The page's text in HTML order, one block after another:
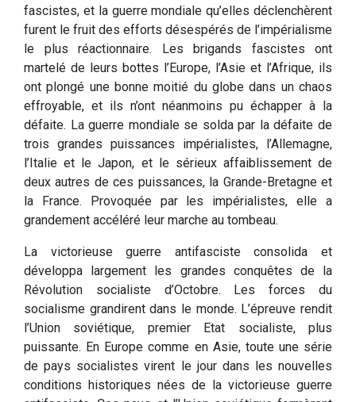
fascistes, et la guerre mondiale qu’elles déclenchèrent
furent le fruit des efforts désespérés de l’impérialisme
le plus réactionnaire. Les brigands fascistes ont
martelé de leurs bottes l’Europe, l’Asie et l’Afrique, ils
ont plongé une bonne moitié du globe dans un chaos
effroyable, et ils n’ont néanmoins pu échapper à la
défaite. La guerre mondiale se solda par la défaite de
trois grandes puissances impérialistes, l’Allemagne,
l’Italie et le Japon, et le sérieux affaiblissement de
deux autres de ces puissances, la Grande-Bretagne et
la France. Provoquée par les impérialistes, elle a
grandement accéléré leur marche au tombeau.
La victorieuse guerre antifasciste consolida et
développa largement les grandes conquêtes de la
Révolution socialiste d’Octobre. Les forces du
socialisme grandirent dans le monde. L’épreuve rendit
l’Union soviétique, premier Etat socialiste, plus
puissante. En Europe comme en Asie, toute une série
de pays socialistes virent le jour dans les nouvelles
conditions historiques nées de la victorieuse guerre